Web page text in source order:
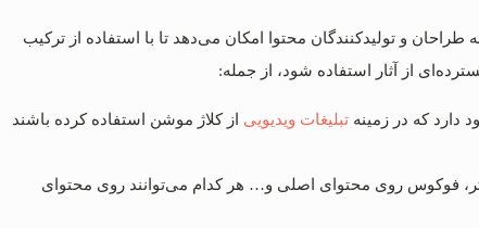
و تولیدکنندگان محتوا امکان می‌دهد تا با استفاده از ترکیب
از آثار استفاده شود، از جمله:
دارد که در زمینه تبلیغات ویدیویی از کلاژ موشن استفاده کرده باشند
فوکوس روی محتوای اصلی و… هر کدام می‌توانند روی محتوای